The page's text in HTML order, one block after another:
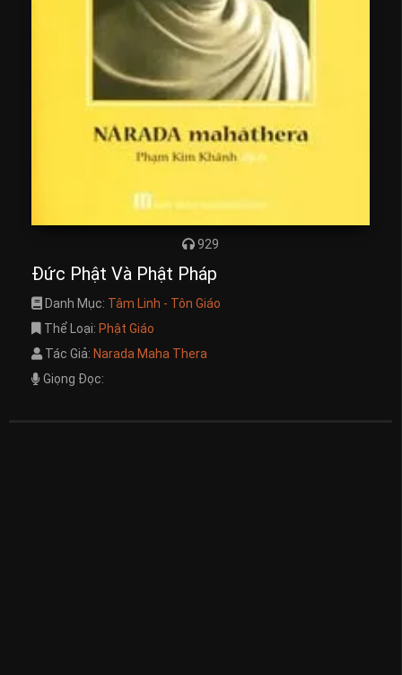
929
Đức Phật Và Phật Pháp
Danh Mục: Tâm Linh - Tôn Giáo
Thể Loại: Phật Giáo
Tác Giả: Narada Maha Thera
Giọng Đọc: